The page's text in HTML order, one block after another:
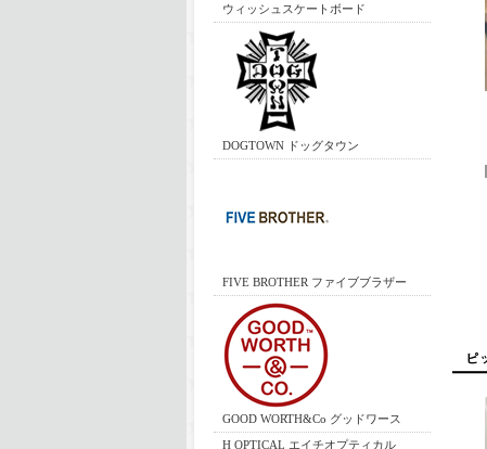
ウィッシュスケートボード
DOGTOWN ドッグタウン
FIVE BROTHER ファイブブラザー
GOOD WORTH&Co グッドワース
H OPTICAL エイチオプティカル